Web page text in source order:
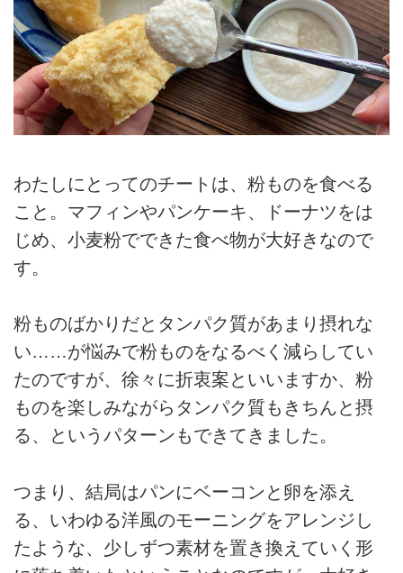
わたしにとってのチートは、粉ものを食べる
こと。マフィンやパンケーキ、ドーナツをは
じめ、小麦粉でできた食べ物が大好きなので
す。
粉ものばかりだとタンパク質があまり摂れな
い……が悩みで粉ものをなるべく減らしてい
たのですが、徐々に折衷案といいますか、粉
ものを楽しみながらタンパク質もきちんと摂
る、というパターンもできてきました。
つまり、結局はパンにベーコンと卵を添え
る、いわゆる洋風のモーニングをアレンジし
たような、少しずつ素材を置き換えていく形